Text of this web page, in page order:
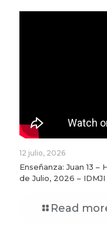
12 julio, 2026
Enseñanza: Juan 13 –
de Julio, 2026 – IDMJI
Read